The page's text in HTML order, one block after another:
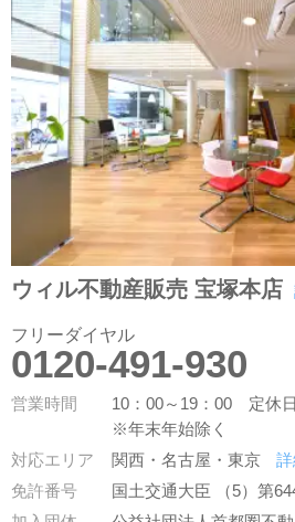
ウィル不動産販売 宝塚本店
フリーダイヤル
0120-491-930
営業時間
10：00～19：00 定休
※年末年始除く
対応エリア
関西・名古屋・東京
免許番号
国土交通大臣 （5）第